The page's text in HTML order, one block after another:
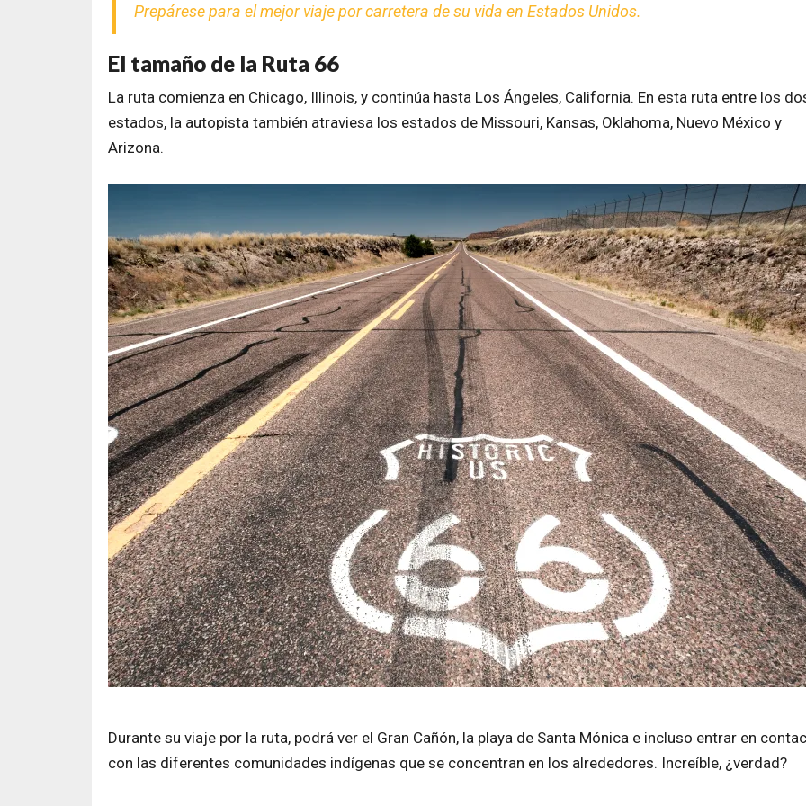
Prepárese para el mejor viaje por carretera de su vida en Estados Unidos.
El tamaño de la Ruta 66
La ruta comienza en Chicago, Illinois, y continúa hasta Los Ángeles, California. En esta ruta entre los
estados, la autopista también atraviesa los estados de Missouri, Kansas, Oklahoma, Nuevo México y
Arizona.
Durante su viaje por la ruta, podrá ver el Gran Cañón, la playa de Santa Mónica e incluso entrar en
con las diferentes comunidades indígenas que se concentran en los alrededores. Increíble, ¿verdad?